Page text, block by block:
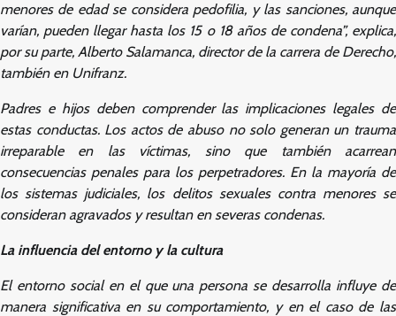
menores de edad se considera pedofilia, y las sanciones, aunque
varían, pueden llegar hasta los 15 o 18 años de condena”, explica,
por su parte, Alberto Salamanca, director de la carrera de Derecho,
también en Unifranz.
Padres e hijos deben comprender las implicaciones legales de
estas conductas. Los actos de abuso no solo generan un trauma
irreparable en las víctimas, sino que también acarrean
consecuencias penales para los perpetradores. En la mayoría de
los sistemas judiciales, los delitos sexuales contra menores se
consideran agravados y resultan en severas condenas.
La influencia del entorno y la cultura
El entorno social en el que una persona se desarrolla influye de
manera significativa en su comportamiento, y en el caso de las